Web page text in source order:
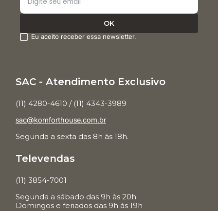
Eu aceito receber essa newsletter.
SAC - Atendimento Exclusivo
(11) 4280-4610 / (11) 4343-3989
sac@komforthouse.com.br
Segunda a sexta das 8h às 18h.
Televendas
(11) 3854-7001
Segunda a sábado das 9h às 20h.
Domingos e feriados das 9h às 19h